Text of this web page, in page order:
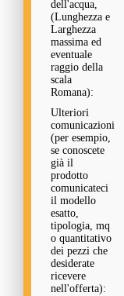
dell'acqua,
(Lunghezza e
Larghezza
massima ed
eventuale
raggio della
scala
Romana):
Ulteriori
comunicazioni
(per esempio,
se conoscete
già il
prodotto
comunicateci
il modello
esatto,
tipologia, mq
o quantitativo
dei pezzi che
desiderate
ricevere
nell'offerta):